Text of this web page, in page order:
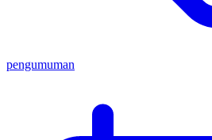
pengumuman